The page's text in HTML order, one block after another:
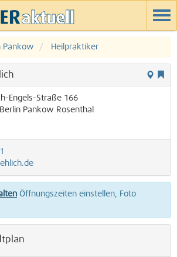
Pankow Heilpraktiker
Engels-Straße 166
Berlin Pankow Rosenthal
Öffnungszeiten einstellen, Foto